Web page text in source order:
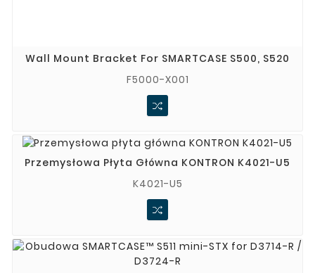
Wall Mount Bracket For SMARTCASE S500, S520
F5000-X001
Przemysłowa Płyta Główna KONTRON K4021-U5
K4021-U5